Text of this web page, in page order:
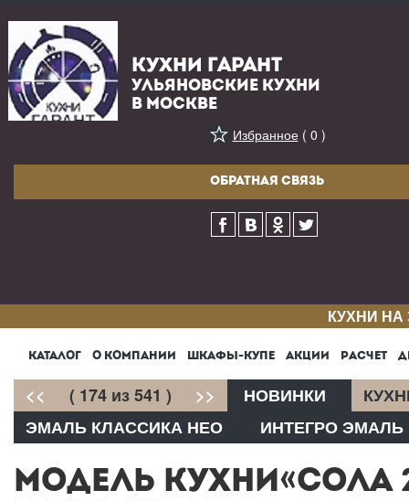
КУХНИ ГАРАНТ
УЛЬЯНОВСКИЕ КУХНИ
В МОСКВЕ
Избранное( 0 )
ОБРАТНАЯ СВЯЗЬ
КУХНИ
КАТАЛОГ О КОМПАНИИ ШКАФЫ-КУПЕ АКЦИИ РАСЧЕТ
<< ( 174 из 541 ) >> НОВИНКИ
ЭМАЛЬ КЛАССИКА НЕО
ИНТЕГРО ЭМАЛЬ
МОДЕЛЬ КУХНИ«СОЛА